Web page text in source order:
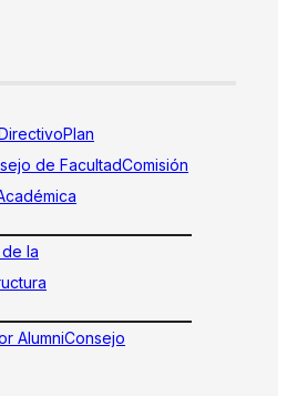
Plan
de FacultadComisión
la
AlumniConsejo